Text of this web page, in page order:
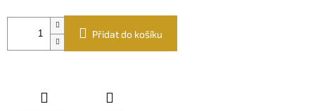
Přidat do košíku